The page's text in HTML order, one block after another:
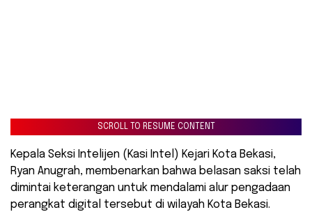
SCROLL TO RESUME CONTENT
​Kepala Seksi Intelijen (Kasi Intel) Kejari Kota Bekasi,
Ryan Anugrah, membenarkan bahwa belasan saksi telah
dimintai keterangan untuk mendalami alur pengadaan
perangkat digital tersebut di wilayah Kota Bekasi.